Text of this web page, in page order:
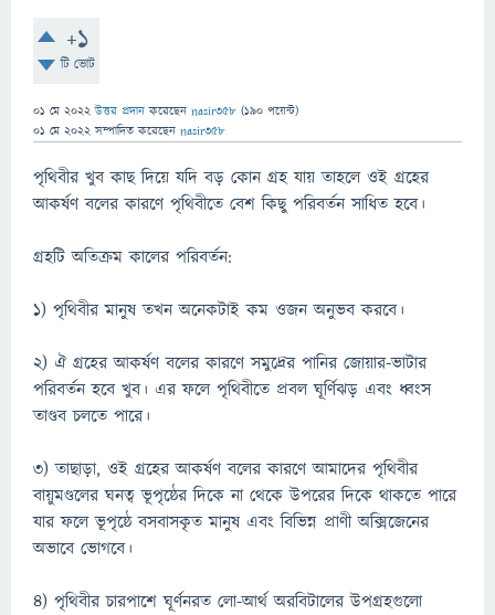
+1
টি ভোট
01 মে 2022 উত্তর প্রদান করেছেন nasir358 (190 পয়েন্ট)
01 মে 2022 সম্পাদিত করেছেন nasir358
পৃথিবীর খুব কাছ দিয়ে যদি বড় কোন গ্রহ যায় তাহলে ওই গ্রহের
আকর্ষণ বলের কারণে পৃথিবীতে বেশ কিছু পরিবর্তন সাধিত হবে।
গ্রহটি অতিক্রম কালের পরিবর্তন:
১) পৃথিবীর মানুষ তখন অনেকটাই কম ওজন অনুভব করবে।
২) ঐ গ্রহের আকর্ষণ বলের কারণে সমুদ্রের পানির জোয়ার-ভাটার
পরিবর্তন হবে খুব। এর ফলে পৃথিবীতে প্রবল ঘূর্ণিঝড় এবং ধ্বংস
তাণ্ডব চলতে পারে।
৩) তাছাড়া, ওই গ্রহের আকর্ষণ বলের কারণে আমাদের পৃথিবীর
বায়ুমণ্ডলের ঘনত্ব ভূপৃষ্ঠের দিকে না থেকে উপরের দিকে থাকতে পারে
যার ফলে ভূপৃষ্ঠে বসবাসকৃত মানুষ এবং বিভিন্ন প্রাণী অক্সিজেনের
অভাবে ভোগবে।
৪) পৃথিবীর চারপাশে ঘূর্ণনরত লো-আর্থ অরবিটালের উপগ্রহগুলো